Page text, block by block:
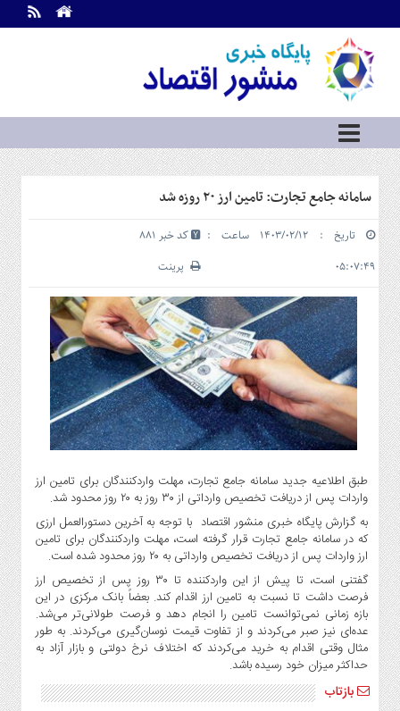
اطلاعات
تماس
ما
درباره
ما
سرویس
ها
بازار
سرمایه
و
بورس
مسکن
و
شهری
گاز
و
پتروشیمی
صنعت
و
خودرو
استارت
آپ
و
فن
آوری
بانک
،
بیمه
و
سامانه جامع تجارت: تامین ارز ۲۰ روزه شد
تاریخ : ۱۴۰۳/۰۲/۱۲ ساعت :
۰۵:۰۷:۴۹
کد خبر 881
پرینت
طبق اطلاعیه جدید سامانه جامع تجارت، مهلت واردکنندگان برای تامین ارز
واردات پس از دریافت تخصیص وارداتی از ۳۰ روز به ۲۰ روز محدود شد.
به گزارش پایگاه خبری منشور اقتصاد با توجه به آخرین دستورالعمل ارزی
که در سامانه جامع تجارت قرار گرفته است، مهلت واردکنندگان برای تامین
ارز واردات پس از دریافت تخصیص وارداتی به ۲۰ روز محدود شده است.
گفتنی است، تا پیش از این واردکننده تا ۳۰ روز پس از تخصیص ارز
فرصت داشت تا نسبت به تامین ارز اقدام کند. بعضاً بانک مرکزی در این
بازه زمانی نمی‌توانست تامین را انجام دهد و فرصت طولانی‌تر می‌شد.
عده‌ای نیز صبر می‌کردند و از تفاوت قیمت نوسان‌گیری می‌کردند. به طور
مثال وقتی اقدام به خرید می‌کردند که اختلاف نرخ دولتی و بازار آزاد به
حداکثر میزان خود رسیده باشد.
بازتاب